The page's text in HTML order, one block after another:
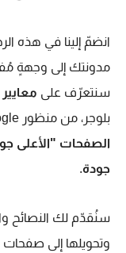
انضمّ إلينا في هذه
مدونتك إلى وجهةٍ
سنتعرّف على
بلوجر، من منظور Google. سنكتشف كيف تُميّز Google
الصفحات "الأعلى
جودة.
سنُقدّم لك النصائح
وتحويلها إلى